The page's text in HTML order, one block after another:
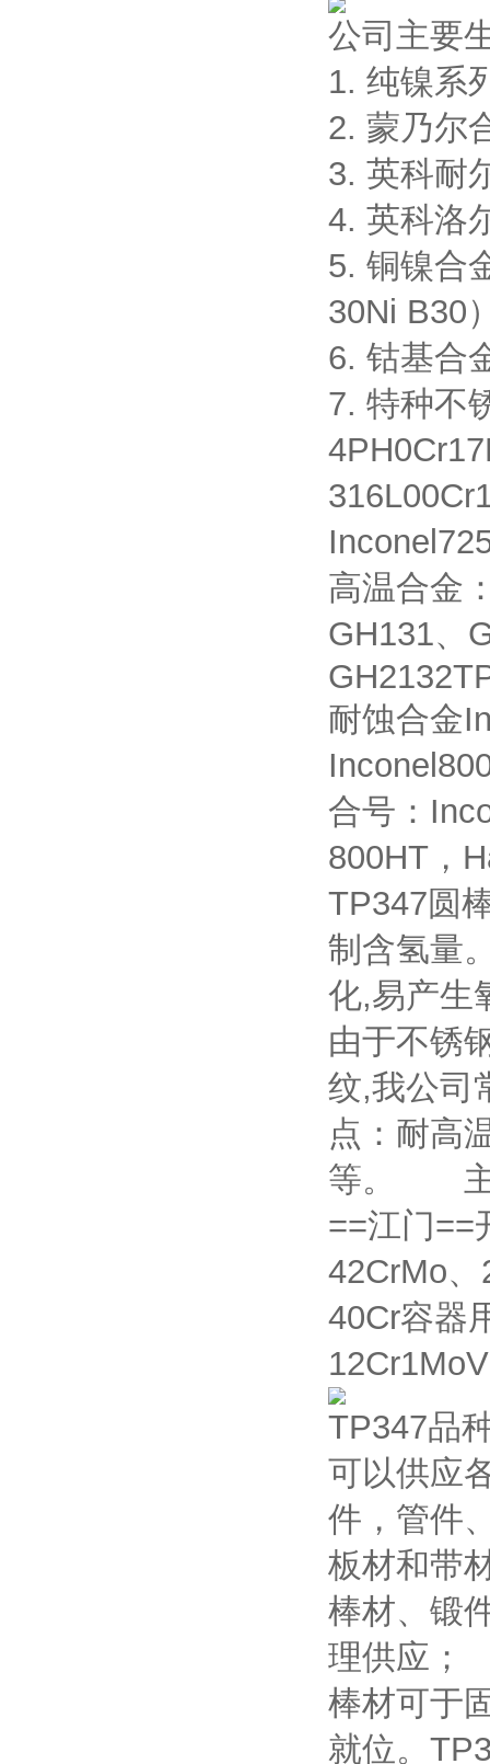
公司主要
1. 纯镍系
2. 蒙乃尔
3. 英科耐
4. 英科洛
5. 铜镍合
30Ni B30
6. 钴基合
7. 特种不
高温合金
GH131、
耐蚀合金
合号：
800HT，
TP347圆
制含氢量
化,易产生
由于不锈
纹,我公司
点：耐高
等。 主
==江门==
42CrMo
40Cr容器
TP347品
可以供应
件，管件
板材和带
棒材、锻
理供应；
棒材可于
就位。